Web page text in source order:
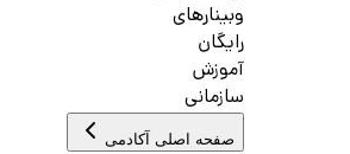
وبینارهای
رایگان
آموزش
سازمانی
صفحه اصلی آکادمی